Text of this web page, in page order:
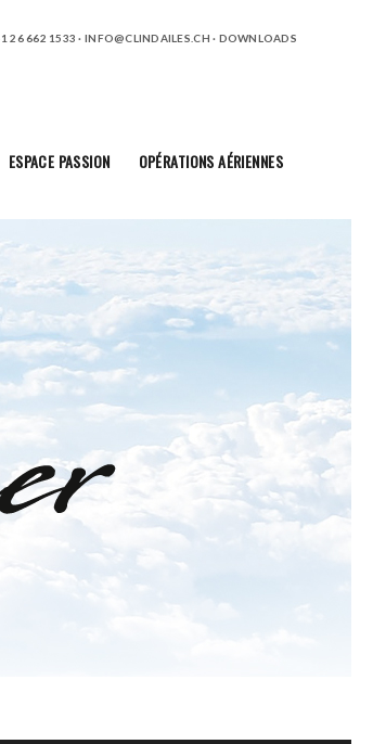
26 662 1533 · INFO@CLINDAILES.CH · DOWNLOADS
ESPACE PASSION OPÉRATIONS AÉRIENNES